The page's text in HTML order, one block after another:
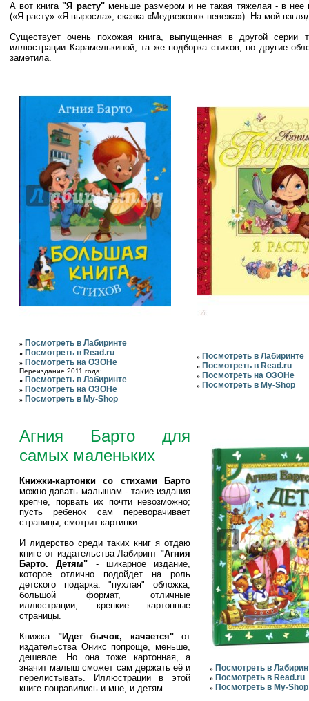
А вот книга"Я расту"меньше размером и не такая тяжелая - в нее
(«Я расту» «Я выросла», сказка «Медвежонок-невежа»). На мой
Существует очень похожая книга, выпущенная в другой серии
иллюстрации Карамелькиной, та же подборка стихов, но другие
заметила.
» Посмотреть в Лабиринте
» Посмотреть в Read.ru
» Посмотреть на ОЗОНе
Переиздание 2011 года:
» Посмотреть в Лабиринте
» Посмотреть на ОЗОНе
» Посмотреть в My-Shop
» Посмотреть в Лабиринте
» Посмотреть в Read.ru
» Посмотреть на ОЗОНе
» Посмотреть в My-Shop
Агния Барто для
самых маленьких
Книжки-картонки со стихами Барто
можно давать малышам - такие издания
крепче, порвать их почти невозможно;
пусть ребенок сам переворачивает
страницы, смотрит картинки.
И лидерство среди таких книг я отдаю
книге от издательства Лабиринт "Агния
Барто. Детям" - шикарное издание,
которое отлично подойдет на роль
детского подарка: "пухлая" обложка,
большой формат, отличные
иллюстрации, крепкие картонные
страницы.
Книжка "Идет бычок, качается"от
издательства Оникс попроще, меньше,
дешевле. Но она тоже картонная, а
значит малыш сможет сам держать её и
перелистывать. Иллюстрации в этой
книге понравились и мне, и детям.
» Посмотреть в
» Посмотреть в Read.ru
» Посмотреть в My-Shop